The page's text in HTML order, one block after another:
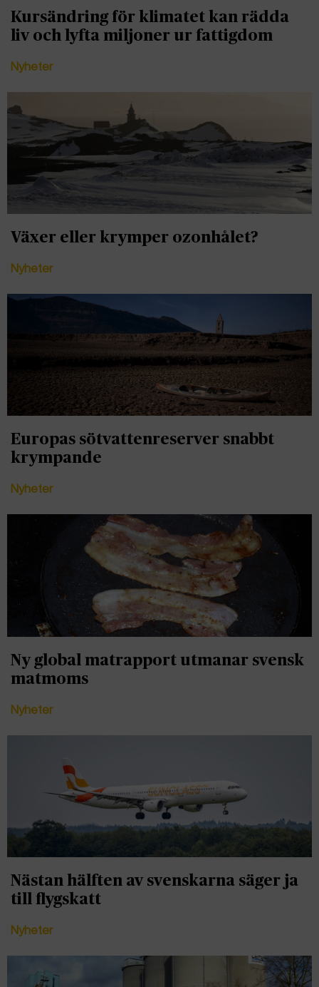
Kursändring för klimatet kan rädda
liv och lyfta miljoner ur fattigdom
Nyheter
Växer eller krymper ozonhålet?
Nyheter
Europas sötvattenreserver snabbt
krympande
Nyheter
Ny global matrapport utmanar svensk
matmoms
Nyheter
Nästan hälften av svenskarna säger ja
till flygskatt
Nyheter